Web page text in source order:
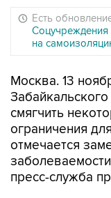
Есть
на
Москва. 13
смягчить
ограничения
отмечается
пресс-служба